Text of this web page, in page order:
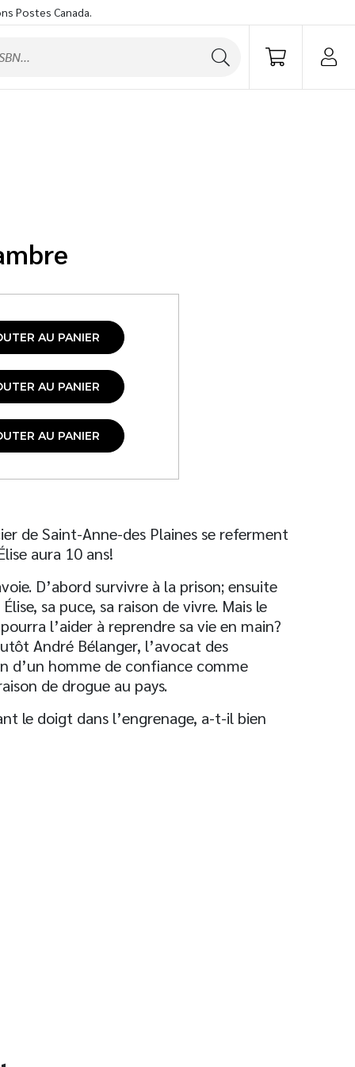
Postes Canada.
AU PANIER
AU PANIER
AU PANIER
de Saint-Anne-des Plaines se referment
aura 10 ans!
D’abord survivre à la prison; ensuite
sa puce, sa raison de vivre. Mais le
l’aider à reprendre sa vie en main?
André Bélanger, l’avocat des
d’un homme de confiance comme
de drogue au pays.
le doigt dans l’engrenage, a-t-il bien